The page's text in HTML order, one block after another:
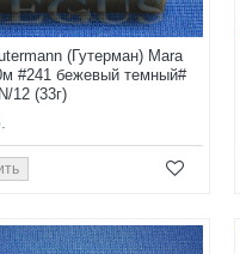
(Гутерман) Mara
#241 бежевый темный#
12 (33г)